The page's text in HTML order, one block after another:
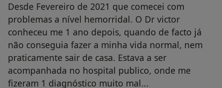
Desde Fevereiro de 2021 que comecei com
problemas a nível hemorridal. O Dr victor
conheceu me 1 ano depois, quando de facto já
não conseguia fazer a minha vida normal, nem
praticamente sair de casa. Estava a ser
acompanhada no hospital publico, onde me
fizeram 1 diagnóstico muito mal...